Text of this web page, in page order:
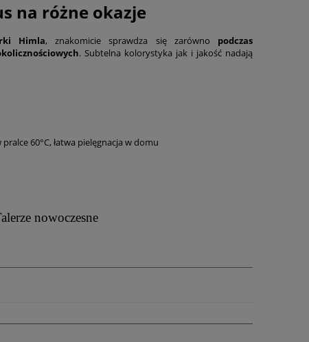
na różne okazje
Himla, znakomicie sprawdza się zarówno podczas
. Subtelna kolorystyka jak i jakość nadają
60°C, łatwa pielęgnacja w domu
nowoczesne